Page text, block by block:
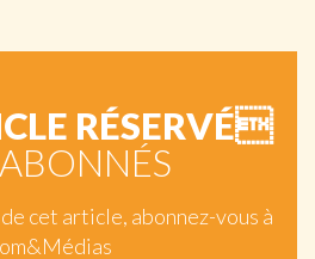
RÉSERVÉ
cet article, abonnez-vous à